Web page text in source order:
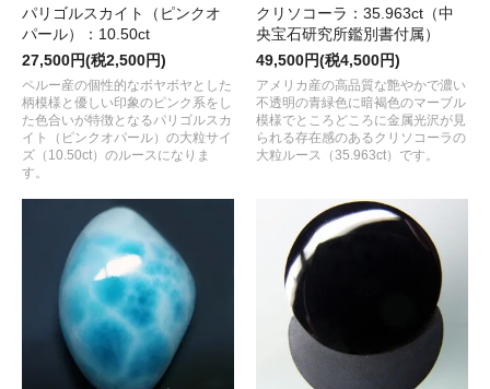
パリゴルスカイト（ピンクオ
パール）：10.50ct
27,500円(税2,500円)
ペルー産の個性的なボヤボヤとした
柄模様と優しい印象のピンク系をし
た色合いが特徴となるパリゴルスカ
イト（ピンクオパール）の大粒サイ
ズ（10.50ct）のルースになりま
す。
クリソコーラ：35.963ct（中
央宝石研究所鑑別書付属）
49,500円(税4,500円)
アメリカ産の高品質な艶やかで濃い
不透明の青緑色に暗褐色のマーブル
模様でところどころに金属光沢が見
られる存在感のあるクリソコーラの
大粒ルース（35.963ct）です。